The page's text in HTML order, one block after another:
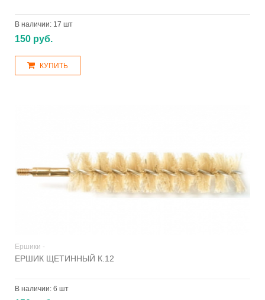
В наличии: 17 шт
150 руб.
КУПИТЬ
Ершики -
ЕРШИК ЩЕТИННЫЙ К.12
В наличии: 6 шт